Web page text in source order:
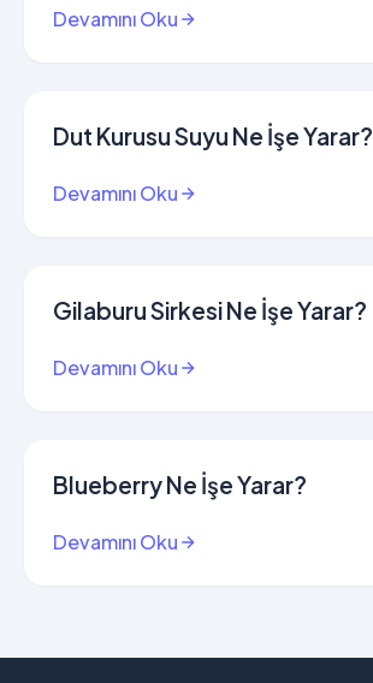
Devamını Oku
Dut Kurusu Suyu Ne İşe Yarar?
Devamını Oku
Gilaburu Sirkesi Ne İşe Yarar?
Devamını Oku
Blueberry Ne İşe Yarar?
Devamını Oku